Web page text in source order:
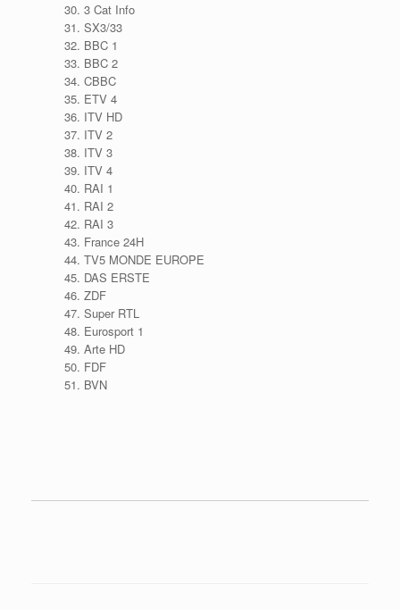
3 Cat Info
SX3/33
BBC 1
BBC 2
CBBC
ETV 4
ITV HD
ITV 2
ITV 3
ITV 4
RAI 1
RAI 2
RAI 3
France 24H
TV5 MONDE EUROPE
DAS ERSTE
ZDF
Super RTL
Eurosport 1
Arte HD
FDF
BVN